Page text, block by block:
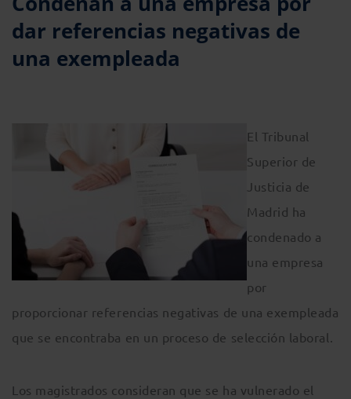
dar referencias negativas de
una exempleada
El Tribunal
Superior de
Justicia de
Madrid ha
condenado a
una empresa
por
proporcionar referencias negativas de una exempleada
que se encontraba en un proceso de selección laboral.
Los magistrados consideran que se ha vulnerado el